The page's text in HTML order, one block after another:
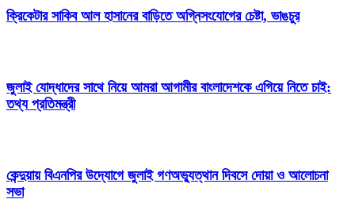
ক্রিকেটার সাকিব আল হাসানের বাড়িতে অগ্নিসংযোগের চেষ্টা, ভাঙচুর
জুলাই যোদ্ধাদের সাথে নিয়ে আমরা আগামীর বাংলাদেশকে এগিয়ে নিতে চাই:
তথ্য প্রতিমন্ত্রী
কেন্দুয়ায় বিএনপির উদ্যোগে জুলাই গণঅভ্যুত্থান দিবসে দোয়া ও আলোচনা
সভা